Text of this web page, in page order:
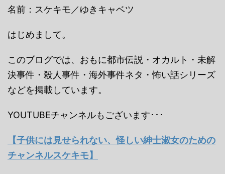
名前：スケキモ／ゆきキャベツ
はじめまして。
このブログでは、おもに都市伝説・オカルト・未解
決事件・殺人事件・海外事件ネタ・怖い話シリーズ
などを掲載しています。
YOUTUBEチャンネルもございます･･･
【子供には見せられない、怪しい紳士淑女のための
チャンネルスケキモ】